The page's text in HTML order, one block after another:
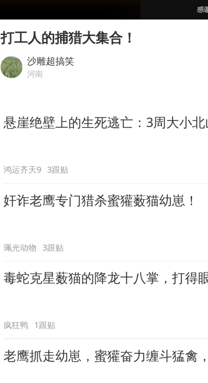
24小时不关空调 电费会
村民谈“梅姨”：叫的其实
奋进开新局 实干挑大梁
打工人的捕猎大集合！
沙雕超搞笑
河南
悬崖绝壁上的生死逃亡：3周大小
鸿运齐天9 3跟贴
奸诈老鹰专门猎杀蜜獾薮猫幼崽！
珮光动物 3跟贴
毒蛇克星薮猫的降龙十八掌，打得
疯狂鸭 1跟贴
老鹰抓走幼崽，蜜獾奋力缠斗猛禽